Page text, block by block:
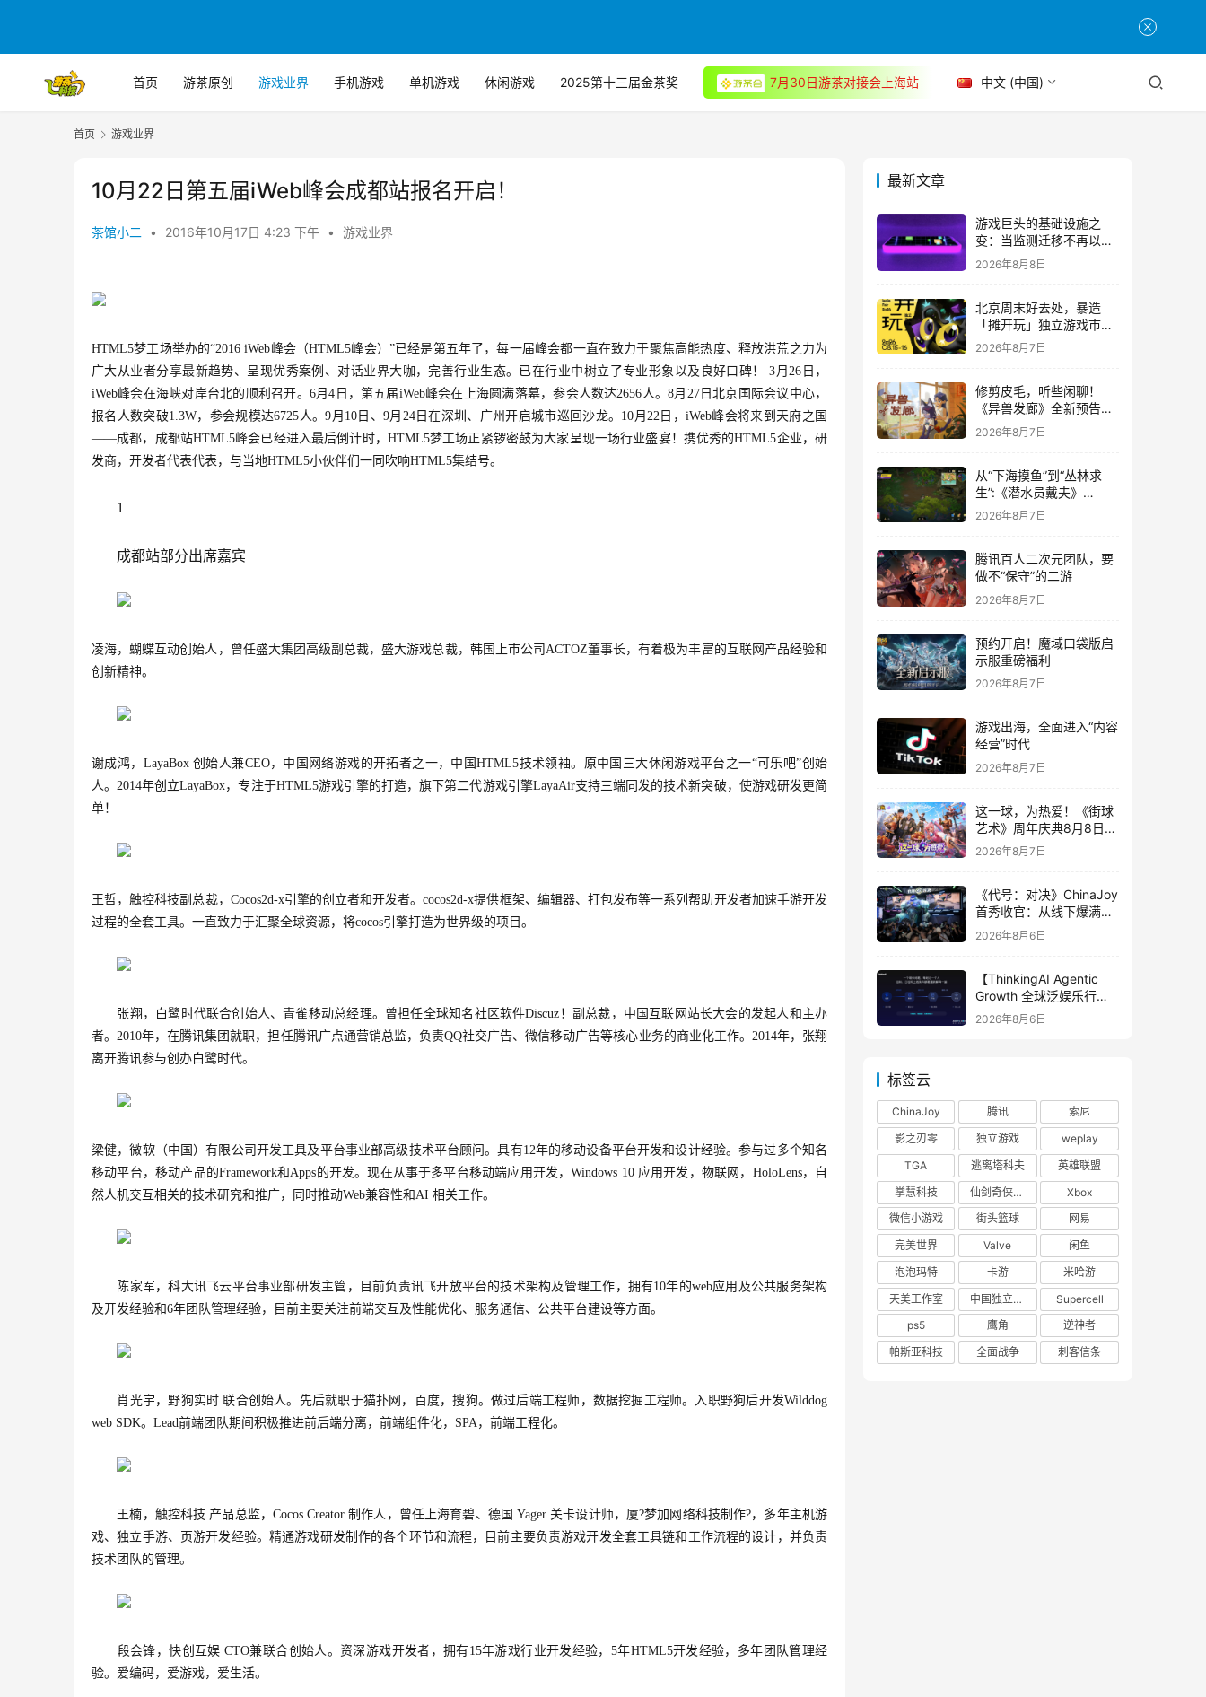
首页 游茶原创 游戏业界 手机游戏 单机游戏 休闲游戏 2025第十三届金茶奖 7月30日游茶对接会上海站 中文 (中国)
首页 游戏业界
10月22日第五届iWeb峰会成都站报名开启！
茶馆小二 • 2016年10月17日 4:23 下午 • 游戏业界
HTML5梦工场举办的“2016 iWeb峰会（HTML5峰会）”已经是第五年了，每一届峰会都一直在致力于聚焦高能热度、释放洪荒之力为
广大从业者分享最新趋势、呈现优秀案例、对话业界大咖，完善行业生态。已在行业中树立了专业形象以及良好口碑！ 3月26日，
iWeb峰会在海峡对岸台北的顺利召开。 6月4日，第五届iWeb峰会在上海圆满落幕，参会人数达2656人。8月27日北京国际会议中心，
报名人数突破1.3W，参会规模达6725人。9月10日、9月24日在深圳、广州开启城市巡回沙龙。 10月22日，iWeb峰会将来到天府之国
——成都， 成都站HTML5峰会已经进入最后倒计时， HTML5梦工场正紧锣密鼓为大家呈现一场行业盛宴！ 携优秀的HTML5企业，研
发商，开发者代表代表，与当地HTML5小伙伴们一同吹响HTML5集结号。
1
成都站部分出席嘉宾
凌海，蝴蝶互动创始人，曾任盛大集团高级副总裁，盛大游戏总裁，韩国上市公司ACTOZ董事长，有着极为丰富的互联网产品经验和
创新精神。
谢成鸿，LayaBox 创始人兼CEO，中国网络游戏的开拓者之一，中国HTML5技术领袖。原中国三大休闲游戏平台之一“可乐吧”创始
人。2014年创立LayaBox，专注于HTML5游戏引擎的打造，旗下第二代游戏引擎LayaAir支持三端同发的技术新突破，使游戏研发更简
单！
王哲，触控科技副总裁，Cocos2d-x引擎的创立者和开发者。cocos2d-x提供框架、编辑器、打包发布等一系列帮助开发者加速手游开发
过程的全套工具。一直致力于汇聚全球资源，将cocos引擎打造为世界级的项目。
张翔，白鹭时代联合创始人、青雀移动总经理。曾担任全球知名社区软件Discuz！副总裁，中国互联网站长大会的发起人和主办
者。2010年，在腾讯集团就职，担任腾讯广点通营销总监，负责QQ社交广告、微信移动广告等核心业务的商业化工作。2014年，张翔
离开腾讯参与创办白鹭时代。
梁健，微软（中国）有限公司开发工具及平台事业部高级技术平台顾问。具有12年的移动设备平台开发和设计经验。参与过多个知名
移动平台，移动产品的Framework和Apps的开发。现在从事于多平台移动端应用开发，Windows 10 应用开发，物联网，HoloLens，自
然人机交互相关的技术研究和推广，同时推动Web兼容性和AI 相关工作。
陈家军，科大讯飞云平台事业部研发主管，目前负责讯飞开放平台的技术架构及管理工作，拥有10年的web应用及公共服务架构
及开发经验和6年团队管理经验，目前主要关注前端交互及性能优化、服务通信、公共平台建设等方面。
肖光宇，野狗实时 联合创始人。先后就职于猫扑网，百度，搜狗。做过后端工程师，数据挖掘工程师。入职野狗后开发Wilddog
web SDK。Lead前端团队期间积极推进前后端分离，前端组件化，SPA，前端工程化。
王楠，触控科技 产品总监，Cocos Creator 制作人，曾任上海育碧、德国 Yager 关卡设计师，厦?梦加网络科技制作?，多年主机游
戏、独立手游、页游开发经验。精通游戏研发制作的各个环节和流程，目前主要负责游戏开发全套工具链和工作流程的设计，并负责
技术团队的管理。
段会锋，快创互娱 CTO兼联合创始人。资深游戏开发者，拥有15年游戏行业开发经验，5年HTML5开发经验，多年团队管理经
验。爱编码，爱游戏，爱生活。
最新文章
游戏巨头的基础设施之
变：当监测迁移不再以中
断为代价
2026年8月8日
北京周末好去处，暴造
「摊开玩」独立游戏市集
正式开票！
2026年8月7日
修剪皮毛，听些闲聊！
《异兽发廊》全新预告与
Steam免费试玩公开
2026年8月7日
从“下海摸鱼”到“丛林求
生”:《潜水员戴夫》
DLC《丛林》移动端定档
2026年8月7日
腾讯百人二次元团队，要
做不“保守”的二游
2026年8月7日
预约开启！魔域口袋版启
示服重磅福利
2026年8月7日
游戏出海，全面进入“内容
经营”时代
2026年8月7日
这一球，为热爱！《街球
艺术》周年庆典8月8日正
式上线，多重福利与全新
2026年8月7日
《代号：对决》ChinaJoy
首秀收官：从线下爆满看
见玩家的真实期待
2026年8月6日
【ThinkingAI Agentic
Growth 全球泛娱乐行业
峰会】Agent 时代，人到
2026年8月6日
标签云
ChinaJoy 腾讯
索尼
影之刃零
独立游戏
weplay
TGA
逃离塔科夫
英雄联盟
掌慧科技
仙剑奇侠传四
Xbox
微信小游戏
街头篮球
网易
完美世界
Valve
闲鱼
泡泡玛特
卡游
米哈游
天美工作室
中国独立游戏联盟
Supercell
ps5
鹰角
逆神者
帕斯亚科技
全面战争 刺客信条